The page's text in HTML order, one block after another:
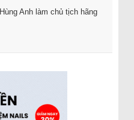
Anh làm chủ tịch hãng